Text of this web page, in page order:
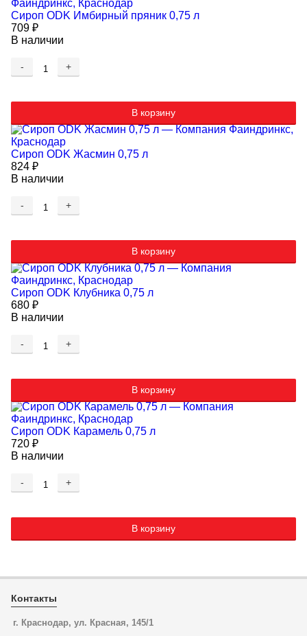
Сироп ODK Имбирный пряник 0,75 л
709 ₽
В наличии
- +
В корзину
Сироп ODK Жасмин 0,75 л
824 ₽
В наличии
- +
В корзину
Сироп ODK Клубника 0,75 л
680 ₽
В наличии
- +
В корзину
Сироп ODK Карамель 0,75 л
720 ₽
В наличии
- +
В корзину
Контакты
г. Краснодар, ул. Красная, 145/1